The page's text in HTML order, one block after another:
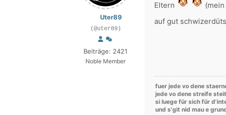
Uter89
(@uter89)
Beiträge: 2421
Noble Member
Eltern
auf gut
fuer jede vo dene
jede vo dene streife
si luege für sich für
und s'git nid mau e